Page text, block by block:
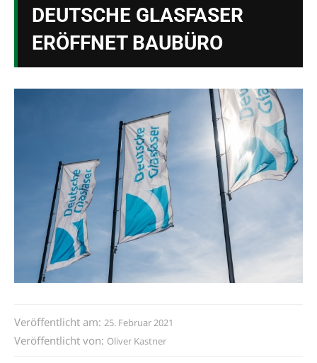
DEUTSCHE GLASFASER
ERÖFFNET BAUBÜRO
Veröffentlicht am: 25. Februar 2021
Veröffentlicht von: Oliver Kastner